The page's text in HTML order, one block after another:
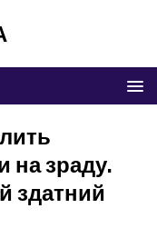
на зраду.
здатний